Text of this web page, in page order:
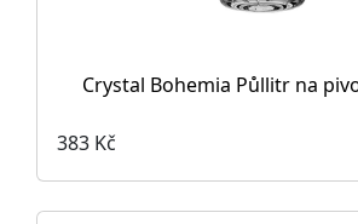
Crystal Bohemia Půllitr na
383 Kč